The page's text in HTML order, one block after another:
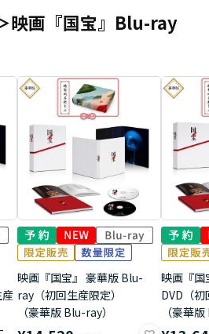
映画『国宝』Blu-ray
映画『国宝』 豪華版 Blu-
ray（初回生産限定）
（豪華版 Blu-ray）
映画『国
DVD（
（豪華